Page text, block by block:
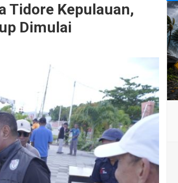
Tidore Kepulauan,
Dimulai